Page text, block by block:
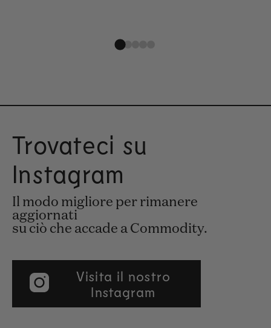
Trovateci su
Instagram
Il modo migliore per rimanere
aggiornati
su ciò che accade a Commodity.
Visita il nostro
Instagram